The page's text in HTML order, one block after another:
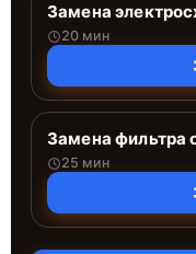
Замена
20 мин
Замена фильтра
25 мин